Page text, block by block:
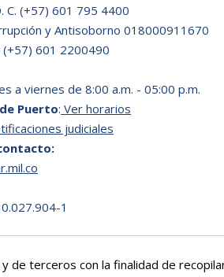
C. (+57) 601 795 4400
y Antisoborno 018000911670
(+57) 601 2200490
a viernes de 8:00 a.m. - 05:00 p.m.
Puerto: Ver horarios
judiciales
1
de terceros con la finalidad de